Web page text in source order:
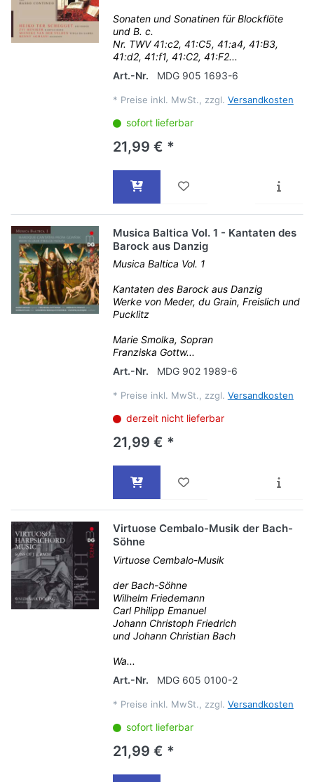
Sonaten und Sonatinen für Blockflöte
und B. c.
Nr. TWV 41:c2, 41:C5, 41:a4, 41:B3,
41:d2, 41:f1, 41:C2, 41:F2...
Art.-Nr.
MDG 905 1693-6
* Preise inkl. MwSt., zzgl. Versandkosten
sofort lieferbar
21,99 € *
Musica Baltica Vol. 1 - Kantaten des
Barock aus Danzig
Musica Baltica Vol. 1
Kantaten des Barock aus Danzig
Werke von Meder, du Grain, Freislich und
Pucklitz
Marie Smolka, Sopran
Franziska Gottw...
Art.-Nr.
MDG 902 1989-6
* Preise inkl. MwSt., zzgl. Versandkosten
derzeit nicht lieferbar
21,99 € *
Virtuose Cembalo-Musik der Bach-
Söhne
Virtuose Cembalo-Musik
der Bach-Söhne
Wilhelm Friedemann
Carl Philipp Emanuel
Johann Christoph Friedrich
und Johann Christian Bach
Wa...
Art.-Nr.
MDG 605 0100-2
* Preise inkl. MwSt., zzgl. Versandkosten
sofort lieferbar
21,99 € *